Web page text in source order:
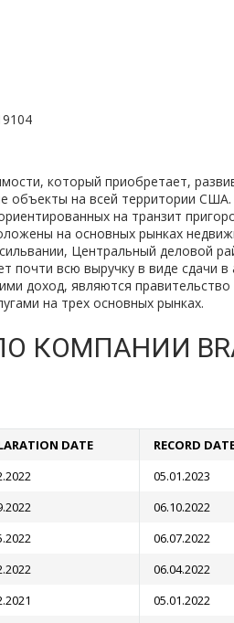
который приобретает,
объекты на всей территории
на транзит
на основных рынках
Центральный деловой
почти всю выручку в виде сдачи в
доход, являются
на трех основных рынках.
DATE RECORD
05.01.2023
06.10.2022
06.07.2022
06.04.2022
05.01.2022